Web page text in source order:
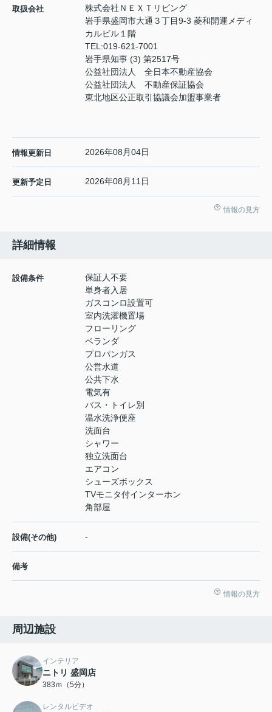
取扱会社
株式会社ＮＥＸＴリビング
岩手県盛岡市大通３丁目9-3 菱和開運メディ
カルビル１階
TEL:019-621-7001
岩手県知事 (3) 第2517号
公益社団法人 全日本不動産協会
公益社団法人 不動産保証協会
東北地区公正取引協議会加盟事業者
情報更新日 2026年08月04日
更新予定日 2026年08月11日
情報の見方
詳細情報
設備条件
保証人不要
単身者入居
ガスコンロ設置可
室内洗濯機置場
フローリング
ベランダ
プロパンガス
公営水道
公共下水
電気有
バス・トイレ別
温水洗浄便座
洗面台
シャワー
独立洗面台
エアコン
シューズボックス
TVモニタ付インターホン
角部屋
設備(その他) -
備考
情報の見方
周辺施設
インテリア
ニトリ 盛岡店
383ｍ（5分）
レンタルビデオ